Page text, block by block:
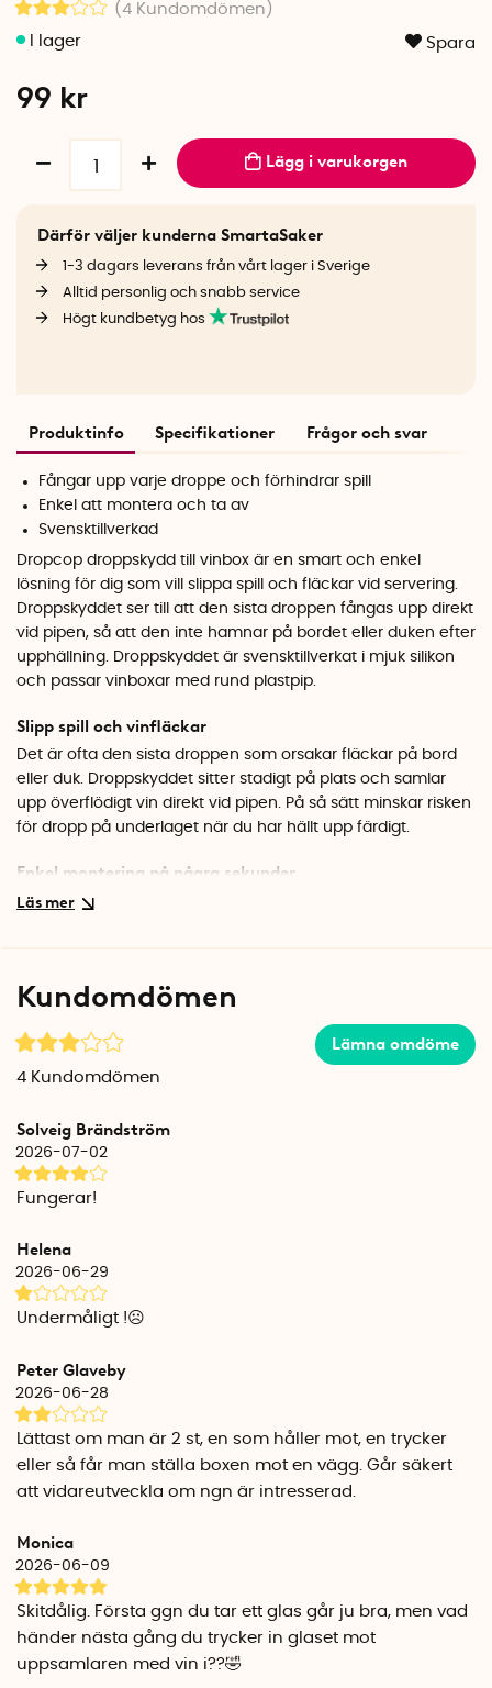
(4 Kundomdömen )
Spara
99 kr
Lägg i varukorgen
Därför väljer kunderna SmartaSaker
1-3 dagars leverans från vårt lager i Sverige
Alltid personlig och snabb service
Högt kundbetyg hos
Produktinfo Specifikationer Frågor och svar
Fångar upp varje droppe och förhindrar spill
Enkel att montera och ta av
Svensktillverkad
Dropcop droppskydd till vinbox är en smart och enkel
lösning för dig som vill slippa spill och fläckar vid servering.
Droppskyddet ser till att den sista droppen fångas upp direkt
vid pipen, så att den inte hamnar på bordet eller duken efter
upphällning. Droppskyddet är svensktillverkat i mjuk silikon
och passar vinboxar med rund plastpip.
Slipp spill och vinfläckar
Det är ofta den sista droppen som orsakar fläckar på bord
eller duk. Droppskyddet sitter stadigt på plats och samlar
upp överflödigt vin direkt vid pipen. På så sätt minskar risken
för dropp på underlaget när du har hällt upp färdigt.
Enkel montering på några sekunder
Trä droppskyddet över plastpipen på vinboxen och fäst den
några sekunder och du kan lika enkelt ta av den för att
Svensktillverkad kvalitet
hållbarhet. Den är tillverkad i mjuk silikon som sluter tätt runt
plastpipen och är enkel att sätta på och ta av. Den är
designad för att återanvändas och passar standardvinboxar
med rund plastpip.
Färg: Röd
Höjd: 6,5 cm
Antal per förpackning: 1
Tillverkningsland: Sverige
Svenska innovatörer:Anna Lennström & Karin Svantesson
Kundomdömen
Lämna omdöme
4 Kundomdömen
Solveig Brändström
2026-07-02
Fungerar!
Helena
2026-06-29
Undermåligt !☹️
Peter Glaveby
2026-06-28
Lättast om man är 2 st, en som håller mot, en trycker
eller så får man ställa boxen mot en vägg. Går säkert
att vidareutveckla om ngn är intresserad.
Monica
2026-06-09
Skitdålig. Första ggn du tar ett glas går ju bra, men vad
händer nästa gång du trycker in glaset mot
uppsamlaren med vin i??🤣